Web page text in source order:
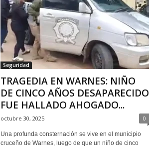
Seguridad
TRAGEDIA EN WARNES: NIÑO
DE CINCO AÑOS DESAPARECIDO
FUE HALLADO AHOGADO...
octubre 30, 2025 0
Una profunda consternación se vive en el municipio
cruceño de Warnes, luego de que un niño de cinco